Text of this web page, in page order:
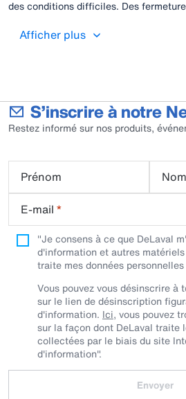
des conditions difficiles. Des
Afficher plus
S’inscrire à notre
Restez informé sur nos produits,
Prénom
E-mail *
"Je consens à ce que DeLaval
d'information et autres
traite mes données
Vous pouvez vous désinscrire à
sur le lien de désinscription
d'information. Ici, vous pouvez
sur la façon dont DeLaval traite
collectées par le biais du site
d'information".
Envoyer